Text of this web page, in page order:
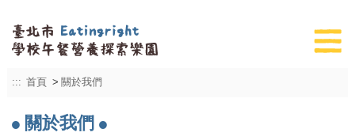
::: 首頁 > 關於我們
關於我們